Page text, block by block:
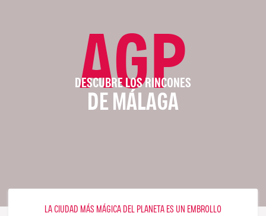
AGP
DESCUBRE LOS RINCONES
DE MÁLAGA
LA CIUDAD MÁS MÁGICA DEL PLANETA ES UN EMBROLLO